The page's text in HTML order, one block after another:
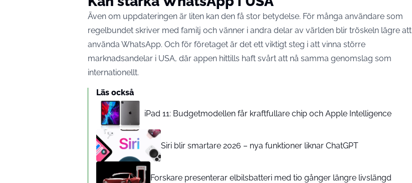
Även om uppdateringen är liten kan den få stor betydelse. För många användare som
regelbundet skriver med familj och vänner i andra delar av världen blir tröskeln lägre att
använda WhatsApp. Och för företaget är det ett viktigt steg i att vinna större
marknadsandelar i USA, där appen hittills haft svårt att nå samma genomslag som
internationellt.
Läs också
iPad 11: Budgetmodellen får kraftfullare chip och Apple Intelligence
Siri blir smartare 2026 – nya funktioner liknar ChatGPT
Forskare presenterar elbilsbatteri med tio gånger längre livslängd